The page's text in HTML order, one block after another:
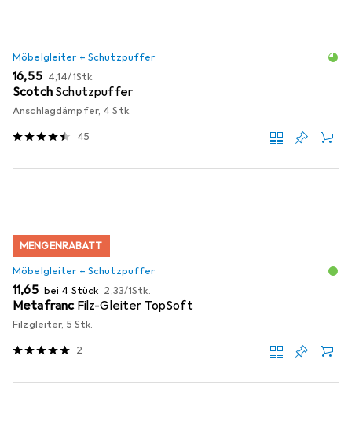
Möbelgleiter + Schutzpuffer
EUR
16,55 EUR
4,14/1Stk.
Scotch Schutzpuffer
Anschlagdämpfer, 4 Stk.
45
MENGENRABATT
Möbelgleiter + Schutzpuffer
EUR
11,65 bei 4 Stück EUR
2,33/1Stk.
Metafranc Filz-Gleiter TopSoft
Filzgleiter, 5 Stk.
2